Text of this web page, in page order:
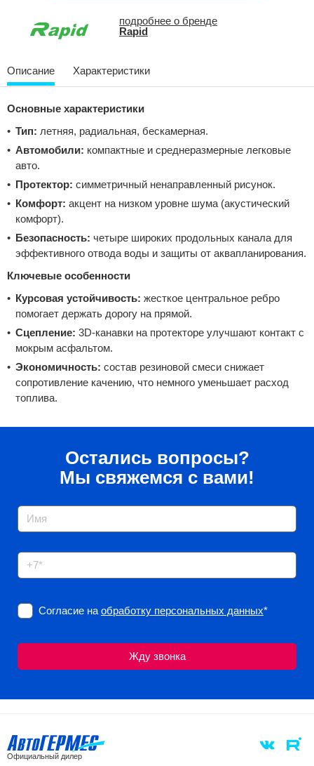
подробнее о бренде
Rapid
Описание Характеристики
Основные характеристики
Тип: летняя, радиальная, бескамерная.
Автомобили: компактные и среднеразмерные легковые
авто.
Протектор: симметричный ненаправленный рисунок.
Комфорт: акцент на низком уровне шума (акустический
комфорт).
Безопасность: четыре широких продольных канала для
эффективного отвода воды и защиты от аквапланирования.
Ключевые особенности
Курсовая устойчивость: жесткое центральное ребро
помогает держать дорогу на прямой.
Сцепление: 3D-канавки на протекторе улучшают контакт с
мокрым асфальтом.
Экономичность: состав резиновой смеси снижает
сопротивление качению, что немного уменьшает расход
топлива.
Остались вопросы?
Мы свяжемся с вами!
Согласие на обработку персональных данных*
Официальный дилер